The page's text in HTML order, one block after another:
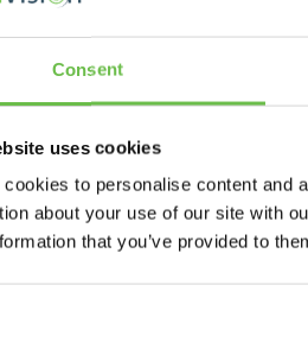
Consent
uses cookies
cookies to personalise content and
about your use of our site with
that you’ve provided to
– OB 2022